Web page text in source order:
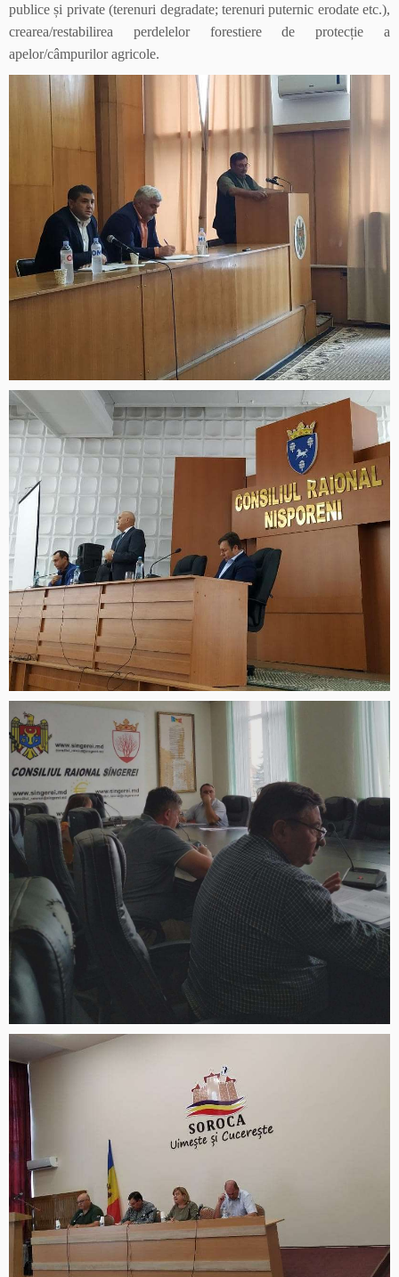
publice și private (terenuri degradate; terenuri puternic erodate etc.),
crearea/restabilirea perdelelor forestiere de protecție a
apelor/câmpurilor agricole.